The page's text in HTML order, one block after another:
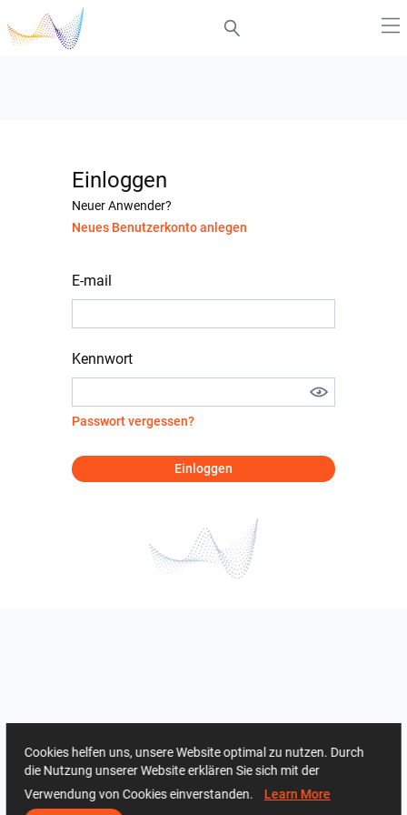
Einloggen
Neuer Anwender?
Neues Benutzerkonto anlegen
E-mail
Kennwort
Passwort vergessen?
Einloggen
Cookies helfen uns, unsere Website optimal zu nutzen. Durch
die Nutzung unserer Website erklären Sie sich mit der
Verwendung von Cookies einverstanden. Learn More